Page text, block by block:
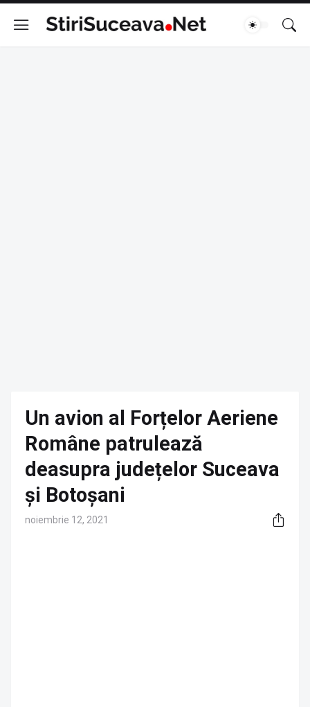
Un avion al Forțelor Aeriene
Române patrulează
deasupra județelor Suceava
și Botoșani
noiembrie 12, 2021